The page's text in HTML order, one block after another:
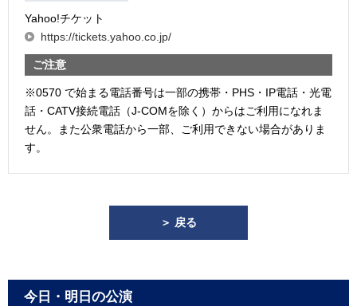
Yahoo!チケット
https://tickets.yahoo.co.jp/
ご注意
※0570 で始まる電話番号は一部の携帯・PHS・IP電話・光電
話・CATV接続電話（J-COMを除く）からはご利用になれま
せん。また公衆電話から一部、ご利用できない場合がありま
す。
＞ 戻る
今日・明日の公演